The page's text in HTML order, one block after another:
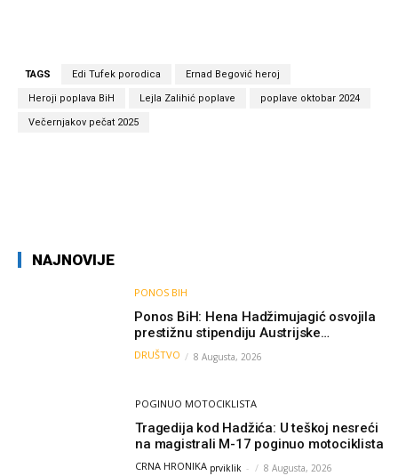
TAGS Edi Tufek porodica Ernad Begović heroj
Heroji poplava BiH Lejla Zalihić poplave poplave oktobar 2024
Večernjakov pečat 2025
NAJNOVIJE
PONOS BIH
Ponos BiH: Hena Hadžimujagić osvojila
prestižnu stipendiju Austrijske
akademije nauka, njeno istraživanje
moglo bi pomoći djeci širom svijeta
DRUŠTVO 8 Augusta, 2026
POGINUO MOTOCIKLISTA
Tragedija kod Hadžića: U teškoj nesreći
na magistrali M-17 poginuo motociklista
CRNA HRONIKA prviklik - 8 Augusta, 2026